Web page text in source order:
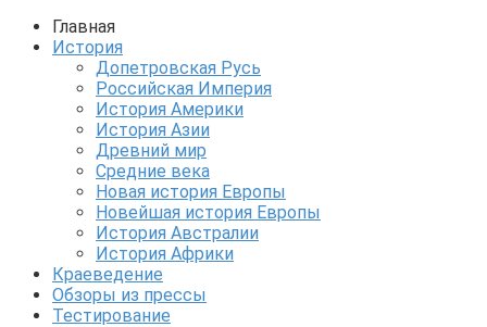
Главная
История
Допетровская Русь
Российская Империя
История Америки
История Азии
Древний мир
Средние века
Новая история Европы
Новейшая история Европы
История Австралии
История Африки
Краеведение
Обзоры из прессы
Тестирование